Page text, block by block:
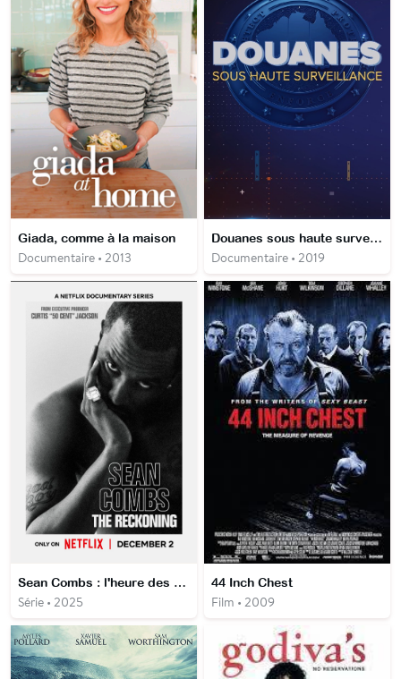
Giada, comme à la maison
Documentaire • 2013
Douanes sous haute surveillance
Documentaire • 2019
Sean Combs : l'heure des comptes
Série • 2025
44 Inch Chest
Film • 2009